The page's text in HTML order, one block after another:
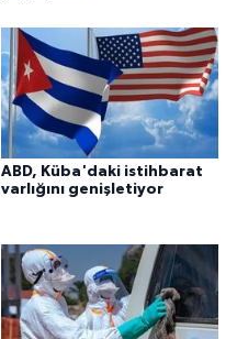
ABD, Küba'daki istihbarat
varlığını genişletiyor